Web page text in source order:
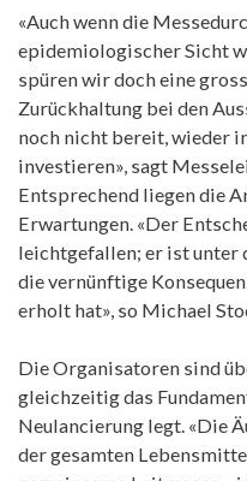
«Auch wenn die
epidemiologischer Sicht
spüren wir doch eine
Zurückhaltung bei den
noch nicht bereit, wieder
investieren», sagt
Entsprechend liegen die
Erwartungen. «Der
leichtgefallen; er ist unter
die vernünftige
erholt hat», so Michael
Die Organisatoren sind
gleichzeitig das
Neulancierung legt. «Die
der gesamten